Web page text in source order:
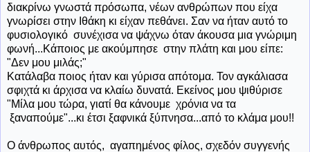
διακρίνω γνωστά πρόσωπα, νέων ανθρώπων που είχα
γνωρίσει στην Ιθάκη κι είχαν πεθάνει. Σαν να ήταν αυτό το
φυσιολογικό συνέχισα να ψάχνω όταν άκουσα μια γνώριμη
φωνή...Κάποιος με ακούμπησε στην πλάτη και μου είπε:
"Δεν μου μιλάς;"
Κατάλαβα ποιος ήταν και γύρισα απότομα. Τον αγκάλιασα
σφιχτά κι άρχισα να κλαίω δυνατά. Εκείνος μου ψιθύρισε
"Μίλα μου τώρα, γιατί θα κάνουμε χρόνια να τα
ξαναπούμε"...κι έτσι ξαφνικά ξύπνησα...από το κλάμα μου!!
Ο άνθρωπος αυτός, αγαπημένος φίλος, σχεδόν συγγενής